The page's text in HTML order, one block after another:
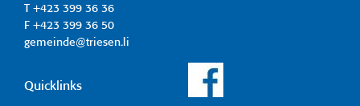
T +423 399 36 36
F +423 399 36 50
gemeinde@triesen.li
Quicklinks